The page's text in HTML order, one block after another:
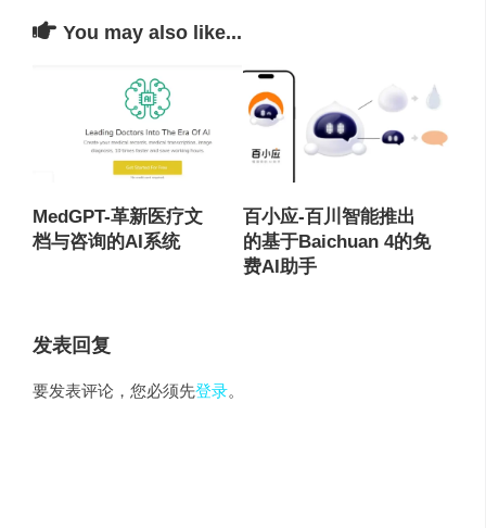
You may also like...
MedGPT-革新医疗文
档与咨询的AI系统
百小应-百川智能推出
的基于Baichuan 4的免
费AI助手
发表回复
要发表评论，您必须先登录。